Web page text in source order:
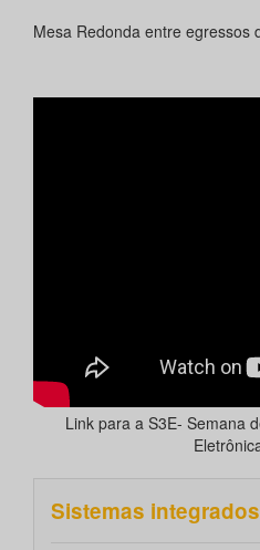
Mesa Redonda entre egressos
Link para a S3E- Semana
Sistemas integrados